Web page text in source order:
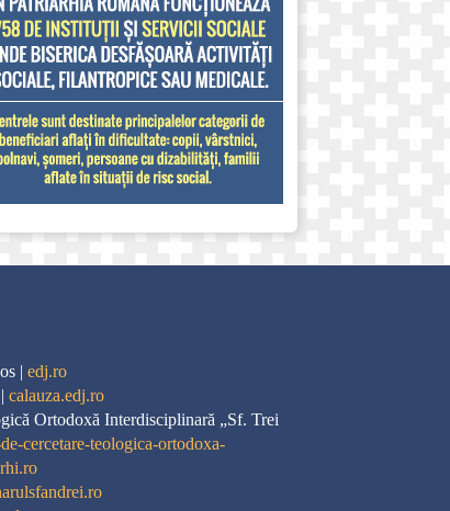
| edj.ro
calauza.edj.ro
Ortodoxă Interdisciplinară „Sf. Trei
cercetare-teologica-ortodoxa-